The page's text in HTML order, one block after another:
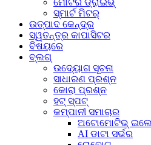
ମୋଟର ଡ୍ରାଇଭ୍
ସ୍ମାର୍ଟ ମିଟର୍
ଉତ୍ପାଦ କେନ୍ଦ୍ର
ସ୍ୱତନ୍ତ୍ର କାପାସିଟର
ବିଷୟରେ
ବ୍ଲଗ୍
ଉଦ୍ୟୋଗ ସୂଚନା
ସାଧାରଣ ପ୍ରଶ୍ନ
କୋରା ପ୍ରଶ୍ନ
ହଟ୍‍ ସ୍ପଟ୍‍
କମ୍ପାନୀ ସମାଚାର
ଅଟୋମୋଟିଭ୍
AI ଡାଟା ସର୍ଭର